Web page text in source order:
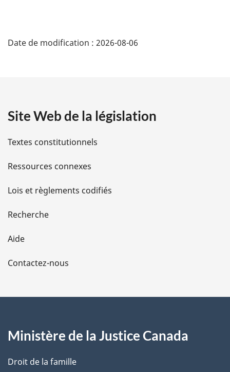
e
é
i
l
s
d
e
l
a
e
Date de modification : 2026-08-06
Site Web de la législation
Textes constitutionnels
Ressources connexes
Lois et règlements codifiés
Recherche
Aide
Contactez-nous
Ministère de la Justice Canada
Droit de la famille